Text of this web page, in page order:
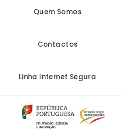
Quem Somos
Contactos
Linha Internet Segura